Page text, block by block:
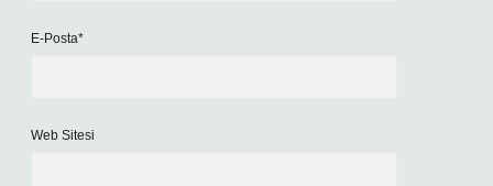
E-Posta*
Web Sitesi